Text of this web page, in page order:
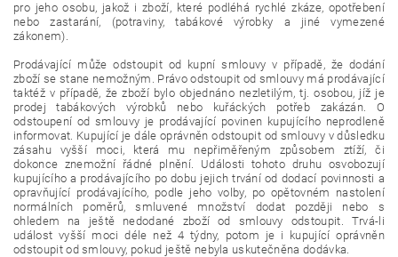
pro jeho osobu, jakož i zboží, které podléhá rychlé zkáze, opotřebení
nebo zastarání, (potraviny, tabákové výrobky a jiné vymezené
zákonem).
Prodávající může odstoupit od kupní smlouvy v případě, že dodání
zboží se stane nemožným. Právo odstoupit od smlouvy má prodávající
taktéž v případě, že zboží bylo objednáno nezletilým, tj. osobou, jíž je
prodej tabákových výrobků nebo kuřáckých potřeb zakázán. O
odstoupení od smlouvy je prodávající povinen kupujícího neprodleně
informovat. Kupující je dále oprávněn odstoupit od smlouvy v důsledku
zásahu vyšší moci, která mu nepřiměřeným způsobem ztíží, či
dokonce znemožní řádné plnění. Události tohoto druhu osvobozují
kupujícího a prodávajícího po dobu jejich trvání od dodací povinnosti a
opravňující prodávajícího, podle jeho volby, po opětovném nastolení
normálních poměrů, smluvené množství dodat později nebo s
ohledem na ještě nedodané zboží od smlouvy odstoupit. Trvá-li
událost vyšší moci déle než 4 týdny, potom je i kupující oprávněn
odstoupit od smlouvy, pokud ještě nebyla uskutečněna dodávka.